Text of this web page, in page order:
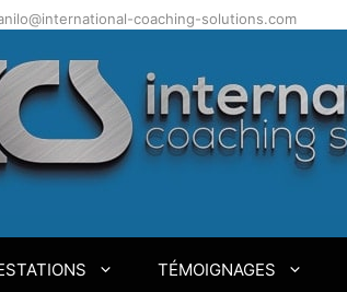
coaching-solutions.com
TÉMOIGNAGES